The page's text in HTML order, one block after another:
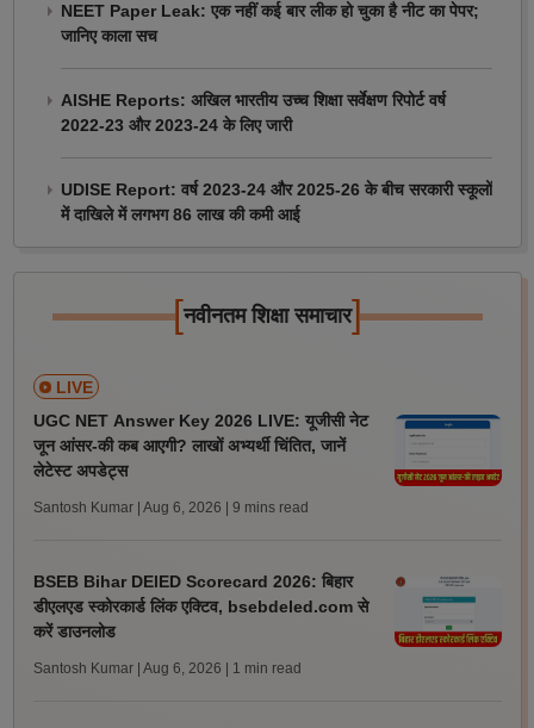
NEET Paper Leak: एक नहीं कई बार लीक हो चुका है नीट का पेपर;
जानिए काला सच
AISHE Reports: अखिल भारतीय उच्च शिक्षा सर्वेक्षण रिपोर्ट वर्ष
2022-23 और 2023-24 के लिए जारी
UDISE Report: वर्ष 2023-24 और 2025-26 के बीच सरकारी स्कूलों
में दाखिले में लगभग 86 लाख की कमी आई
[नवीनतम शिक्षा समाचार]
LIVE
UGC NET Answer Key 2026 LIVE: यूजीसी नेट
जून आंसर-की कब आएगी? लाखों अभ्यर्थी चिंतित, जानें
लेटेस्ट अपडेट्स
Santosh Kumar | Aug 6, 2026 | 9 mins read
BSEB Bihar DElED Scorecard 2026: बिहार
डीएलएड स्कोरकार्ड लिंक एक्टिव, bsebdeled.com से
करें डाउनलोड
Santosh Kumar | Aug 6, 2026 | 1 min read